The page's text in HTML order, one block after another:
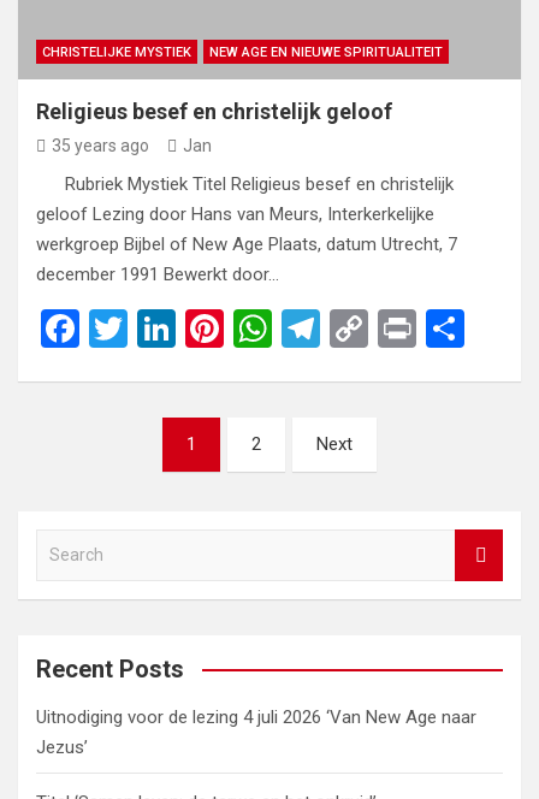
CHRISTELIJKE MYSTIEK NEW AGE EN NIEUWE SPIRITUALITEIT
Religieus besef en christelijk geloof
35 years ago Jan
Rubriek Mystiek Titel Religieus besef en christelijk
geloof Lezing door Hans van Meurs, Interkerkelijke
werkgroep Bijbel of New Age Plaats, datum Utrecht, 7
december 1991 Bewerkt door…
F
k
T
Li
ke
dI
n
Pi
es
t
W
A
T
gr
a
C
n
Pr
1 2 Next
a
c
Recent Posts
Uitnodiging voor de lezing 4 juli 2026 ‘Van New Age naar
Jezus’